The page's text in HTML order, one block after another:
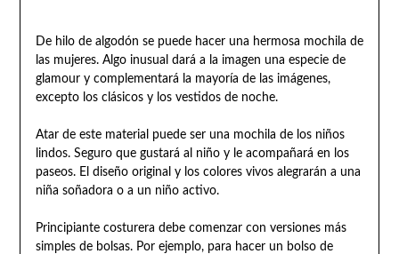
De hilo de algodón se puede hacer una hermosa mochila de
las mujeres. Algo inusual dará a la imagen una especie de
glamour y complementará la mayoría de las imágenes,
excepto los clásicos y los vestidos de noche.
Atar de este material puede ser una mochila de los niños
lindos. Seguro que gustará al niño y le acompañará en los
paseos. El diseño original y los colores vivos alegrarán a una
niña soñadora o a un niño activo.
Principiante costurera debe comenzar con versiones más
simples de bolsas. Por ejemplo, para hacer un bolso de